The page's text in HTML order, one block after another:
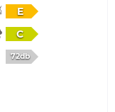
E
C
72db